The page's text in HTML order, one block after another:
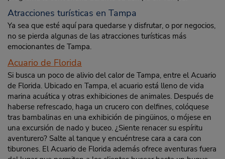
Atracciones turísticas en Tampa
Ya sea que esté aquí para quedarse y disfrutar, o por negocios,
no se pierda algunas de las atracciones turísticas más
emocionantes de Tampa.
Acuario de Florida
Si busca un poco de alivio del calor de Tampa, entre el Acuario
de Florida. Ubicado en Tampa, el acuario está lleno de vida
marina acuática y otras exhibiciones de animales. Después de
haberse refrescado, haga un crucero con delfines, colóquese
tras bambalinas en una exhibición de pingüinos, o mójese en
una excursión de nado y buceo. ¿Siente renacer su espíritu
aventurero? Salte al tanque y encuéntrese cara a cara con
tiburones. El Acuario de Florida además ofrece aventuras fuera